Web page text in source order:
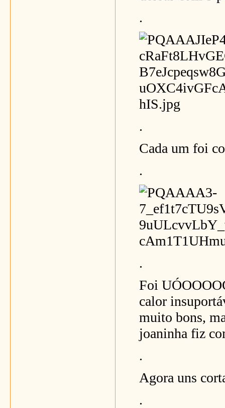
.
.
Cada um foi
.
.
Foi
calor
muito bons,
joaninha fiz
.
Agora uns
.